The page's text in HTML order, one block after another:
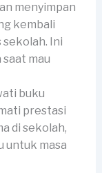
menyimpan
kembali
Ini
mau
buku
prestasi
di sekolah,
untuk masa